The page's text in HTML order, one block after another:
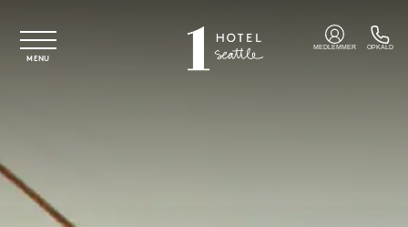
MENU
MEDLEMMER OPKALD